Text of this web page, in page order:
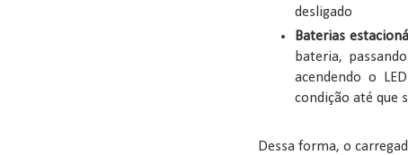
desligado
Baterias
bateria,
acendendo o
condição até que
Dessa forma, o